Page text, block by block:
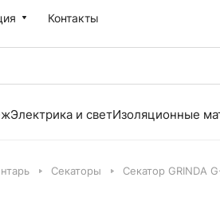
Контакты
Электрика и светИзоляционные
Секаторы Секатор GRINDA